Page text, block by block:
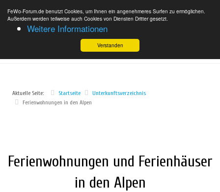
FeWo-Forum.de benutzt Cookies, um Ihnen ein angenehmeres Surfen zu ermöglichen.
Außerdem werden teilweise auch Cookies von Diensten Dritter gesetzt.
Weitere Informationen
Verstanden
Aktuelle Seite: Startseite
Unterkunftsverzeichnis
Ferienwohnungen in den Alpen
Ferienwohnungen und Ferienhäuser
in den Alpen